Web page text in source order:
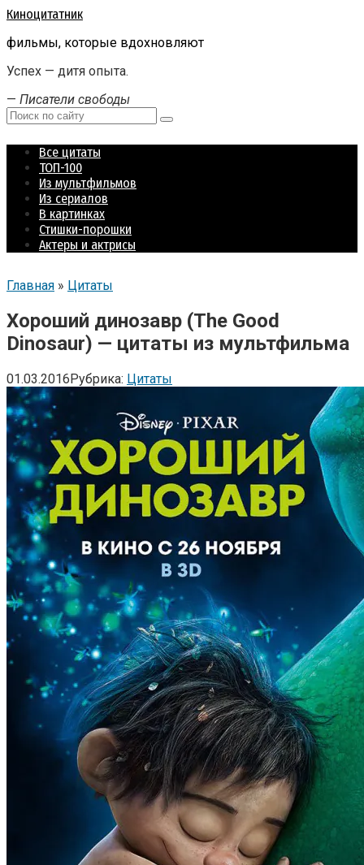
Перейти
контенту
Киноцитатник
фильмы, которые вдохновляют
Успех — дитя опыта.
— Писатели свободы
Поиск:
Все цитаты
ТОП-100
Из мультфильмов
Из сериалов
В картинках
Стишки-порошки
Актеры и актрисы
Главная » Цитаты
Хороший динозавр (The Good
Dinosaur) — цитаты из мультфильма
01.03.2016Рубрика: Цитаты